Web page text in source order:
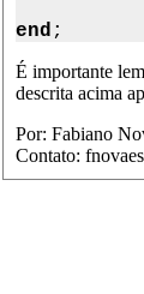
end ;
É importante
descrita acima
Por: Fabiano
Contato: